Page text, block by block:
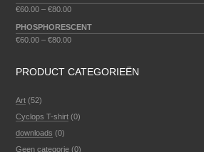
€60.00 –€80.00
PHOSPHORESCENT
€60.00 –€80.00
PRODUCT CATEGORIEËN
Art (52)
Cyclops T-shirt (0)
downloads (0)
Geen categorie (0)